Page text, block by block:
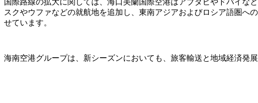
スクやウファなどの就航地を追加し、東南アジアおよびロシア語圏へ
せています。
海南空港グループは、新シーズンにおいても、旅客輸送と地域経済発